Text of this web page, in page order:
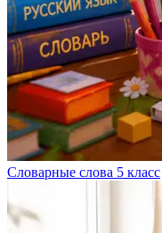
Словарные слова 5 класс